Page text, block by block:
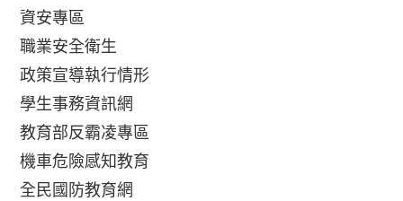
資安專區
職業安全衛生
政策宣導執行情形
學生事務資訊網
教育部反霸凌專區
機車危險感知教育
全民國防教育網